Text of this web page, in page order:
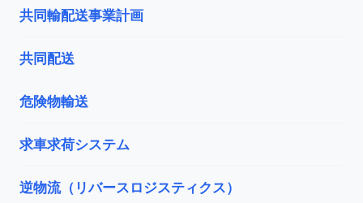
共同輸配送事業計画
共同配送
危険物輸送
求車求荷システム
逆物流（リバースロジスティクス）